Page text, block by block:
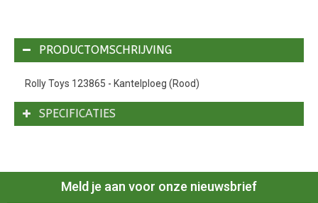
PRODUCTOMSCHRIJVING
Rolly Toys 123865 - Kantelploeg (Rood)
SPECIFICATIES
Meld je aan voor onze nieuwsbrief